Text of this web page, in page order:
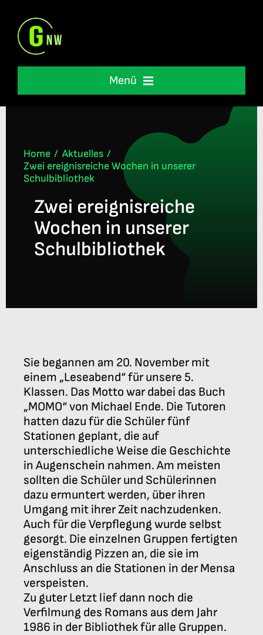
content
Menü
Unterstützung
Informationen
Home
Aktuelles
Zwei ereignisreiche Wochen in unserer
Schulbibliothek
Zwei ereignisreiche
Wochen in unserer
Schulbibliothek
Sie begannen am 20. November mit
einem „Leseabend“ für unsere 5.
Klassen. Das Motto war dabei das Buch
„MOMO“ von Michael Ende. Die Tutoren
hatten dazu für die Schüler fünf
Stationen geplant, die auf
unterschiedliche Weise die Geschichte
in Augenschein nahmen. Am meisten
sollten die Schüler und Schülerinnen
dazu ermuntert werden, über ihren
Umgang mit ihrer Zeit nachzudenken.
Auch für die Verpflegung wurde selbst
gesorgt. Die einzelnen Gruppen fertigten
eigenständig Pizzen an, die sie im
Anschluss an die Stationen in der Mensa
verspeisten.
Zu guter Letzt lief dann noch die
Verfilmung des Romans aus dem Jahr
1986 in der Bibliothek für alle Gruppen.